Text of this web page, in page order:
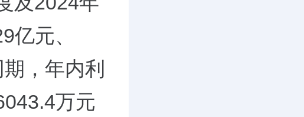
亿元、
，年内利
万元